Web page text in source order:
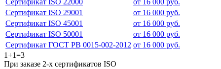
Сертификат ISO 22000
от 16 000 руб.
Сертификат ISO 29001
от 16 000 руб.
Сертификат ISO 45001
от 16 000 руб.
Сертификат ISO 50001
от 16 000 руб.
Сертификат ГОСТ РВ 0015-002-2012 от 16 000 руб.
1+1=3
При заказе 2-х сертификатов ISO